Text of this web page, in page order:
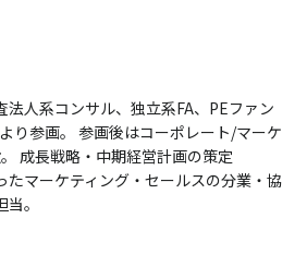
法人系コンサル、独立系FA、PEファン
り参画。 参画後はコーポレート/マーケ
成長戦略・中期経営計画の策定
たマーケティング・セールスの分業・協
。